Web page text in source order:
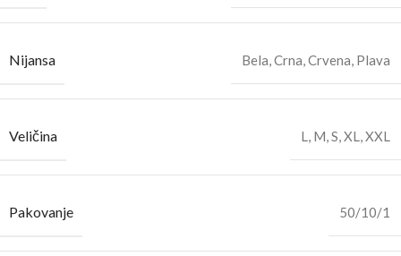
Nijansa Bela,Crna,Crvena, Plava
Veličina L, M,S,XL,XXL
Pakovanje 50/10/1